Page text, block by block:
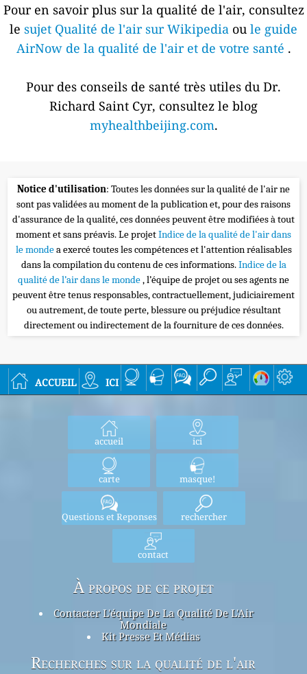
Pour en savoir plus sur la qualité de l'air, consultez
le sujet Qualité de l'air sur Wikipedia ou le guide
AirNow de la qualité de l'air et de votre santé .
Pour des conseils de santé très utiles du Dr.
Richard Saint Cyr, consultez le blog
myhealthbeijing.com.
Notice d'utilisation: Toutes les données sur la qualité de l'air ne
sont pas validées au moment de la publication et, pour des raisons
d'assurance de la qualité, ces données peuvent être modifiées à tout
moment et sans préavis. Le projetIndice de la qualité de l'air dans
le mondea exercé toutes les compétences et l'attention réalisables
dans la compilation du contenu de ces informations.Indice de la
qualité de l’air dans le monde, l’équipe de projet ou ses agents ne
peuvent être tenus responsables, contractuellement, judiciairement
ou autrement, de toute perte, blessure ou préjudice résultant
directement ou indirectement de la fourniture de ces données.
accueil ici
accueil ici
carte masque!
Questions et Reponses rechercher
contact
À propos de ce projet
Contacter L'équipe De La Qualité De L'Air
Mondiale
Kit Presse Et Médias
Recherches sur la qualité de l'air